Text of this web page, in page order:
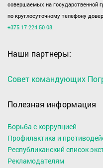
совершаемых на государственной
по круглосуточному телефону
+375 17 224 50 08.
Наши партнеры:
Совет командующих
Полезная информация
Борьба с коррупцией
Профилактика и
Республиканский список
Рекламодателям